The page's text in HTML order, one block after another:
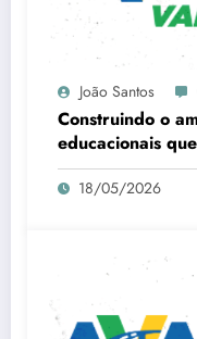
João Santos
Construindo o
educacionais
avançar
18/05/2026